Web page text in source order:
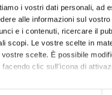
i vostri dati personali, ad
alle informazioni sul
e i contenuti, ricercare il
scopi. Le vostre scelte in
scelte. È possibile
clic sull'icona di
a fette con